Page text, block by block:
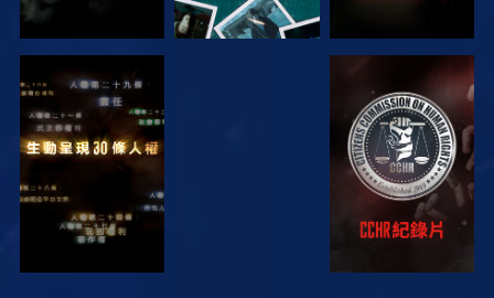
觀看 觀看